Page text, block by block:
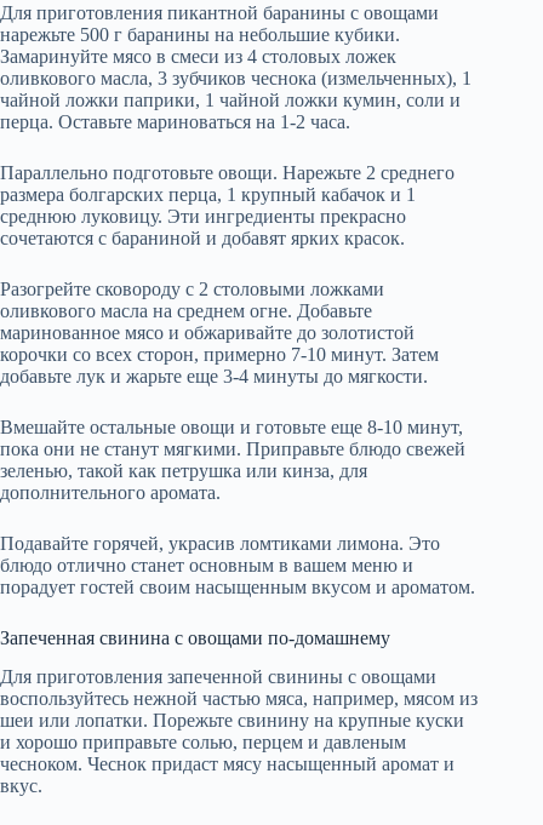
Для приготовления пикантной баранины с овощами
нарежьте 500 г баранины на небольшие кубики.
Замаринуйте мясо в смеси из 4 столовых ложек
оливкового масла, 3 зубчиков чеснока (измельченных), 1
чайной ложки паприки, 1 чайной ложки кумин, соли и
перца. Оставьте мариноваться на 1-2 часа.
Параллельно подготовьте овощи. Нарежьте 2 среднего
размера болгарских перца, 1 крупный кабачок и 1
среднюю луковицу. Эти ингредиенты прекрасно
сочетаются с бараниной и добавят ярких красок.
Разогрейте сковороду с 2 столовыми ложками
оливкового масла на среднем огне. Добавьте
маринованное мясо и обжаривайте до золотистой
корочки со всех сторон, примерно 7-10 минут. Затем
добавьте лук и жарьте еще 3-4 минуты до мягкости.
Вмешайте остальные овощи и готовьте еще 8-10 минут,
пока они не станут мягкими. Приправьте блюдо свежей
зеленью, такой как петрушка или кинза, для
дополнительного аромата.
Подавайте горячей, украсив ломтиками лимона. Это
блюдо отлично станет основным в вашем меню и
порадует гостей своим насыщенным вкусом и ароматом.
Запеченная свинина с овощами по-домашнему
Для приготовления запеченной свинины с овощами
воспользуйтесь нежной частью мяса, например, мясом из
шеи или лопатки. Порежьте свинину на крупные куски
и хорошо приправьте солью, перцем и давленым
чесноком. Чеснок придаст мясу насыщенный аромат и
вкус.